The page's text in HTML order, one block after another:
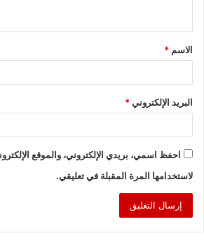
ق
*
الاسم *
البريد الإلكتروني*
احفظ اسمي، بريدي الإلكتروني، والموقع
لاستخدامها المرة المقبلة في تعليقي.